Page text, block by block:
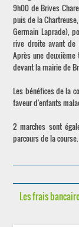
9h00 de Brives
puis de la
Germain Laprade),
rive droite avant de
Après une
devant la mairie de
Les bénéfices de la
faveur d'enfants
2 marches sont
parcours de la
Les frais